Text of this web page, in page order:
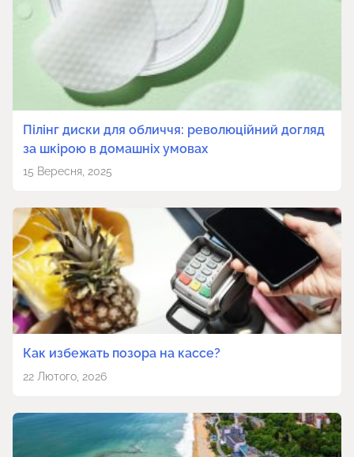
Пілінг диски для обличчя: революційний догляд
за шкірою в домашніх умовах
15 Вересня, 2025
Как избежать позора на кассе?
22 Лютого, 2026